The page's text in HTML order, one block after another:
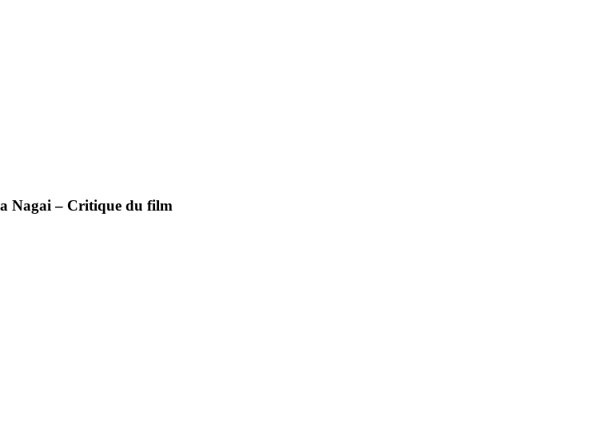
Nagai – Critique du film